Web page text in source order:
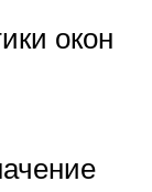
окон